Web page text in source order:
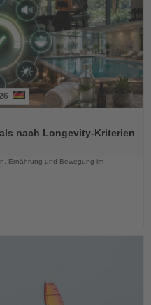
nach Longevity-Kriterien
Ernährung und Bewegung im